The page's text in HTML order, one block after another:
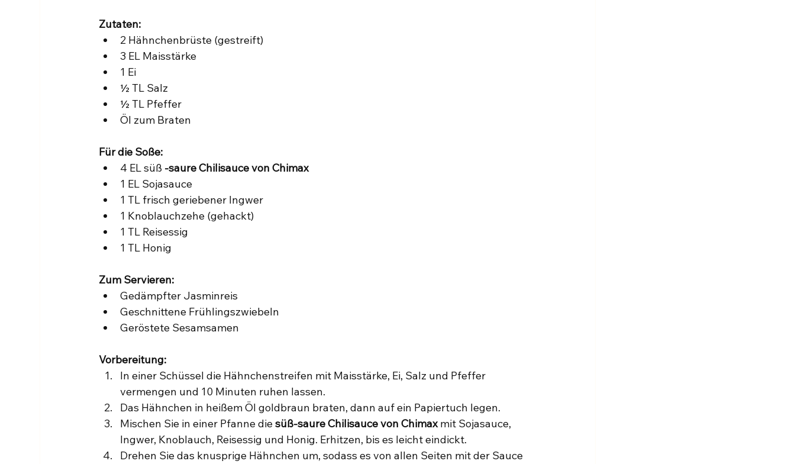
Zutaten:
2 Hähnchenbrüste (gestreift)
3 EL Maisstärke
1 Ei
½ TL Salz
½ TL Pfeffer
Öl zum Braten
Für die Soße:
4 EL süß -saure Chilisauce von Chimax
1 EL Sojasauce
1 TL frisch geriebener Ingwer
1 Knoblauchzehe (gehackt)
1 TL Reisessig
1 TL Honig
Zum Servieren:
Gedämpfter Jasminreis
Geschnittene Frühlingszwiebeln
Geröstete Sesamsamen
Vorbereitung:
In einer Schüssel die Hähnchenstreifen mit Maisstärke, Ei, Salz und Pfeffer
vermengen und 10 Minuten ruhen lassen.
Das Hähnchen in heißem Öl goldbraun braten, dann auf ein Papiertuch legen.
Mischen Sie in einer Pfanne die süß-saure Chilisauce von Chimax mit Sojasauce,
Ingwer, Knoblauch, Reisessig und Honig. Erhitzen, bis es leicht eindickt.
Drehen Sie das knusprige Hähnchen um, sodass es von allen Seiten mit der Sauce